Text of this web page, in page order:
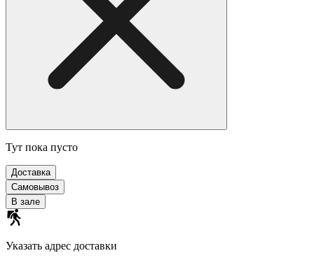
Тут пока пусто
Доставка
Самовывоз
В зале
Указать адрес доставки